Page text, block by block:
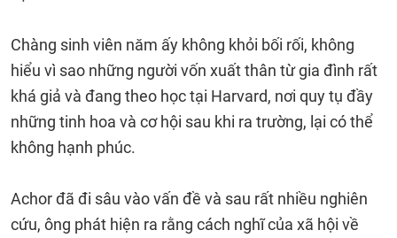
Chàng sinh viên năm ấy không khỏi bối rối, không
hiểu vì sao những người vốn xuất thân từ gia đình rất
khá giả và đang theo học tại Harvard, nơi quy tụ đầy
những tinh hoa và cơ hội sau khi ra trường, lại có thể
không hạnh phúc.
Achor đã đi sâu vào vấn đề và sau rất nhiều nghiên
cứu, ông phát hiện ra rằng cách nghĩ của xã hội về